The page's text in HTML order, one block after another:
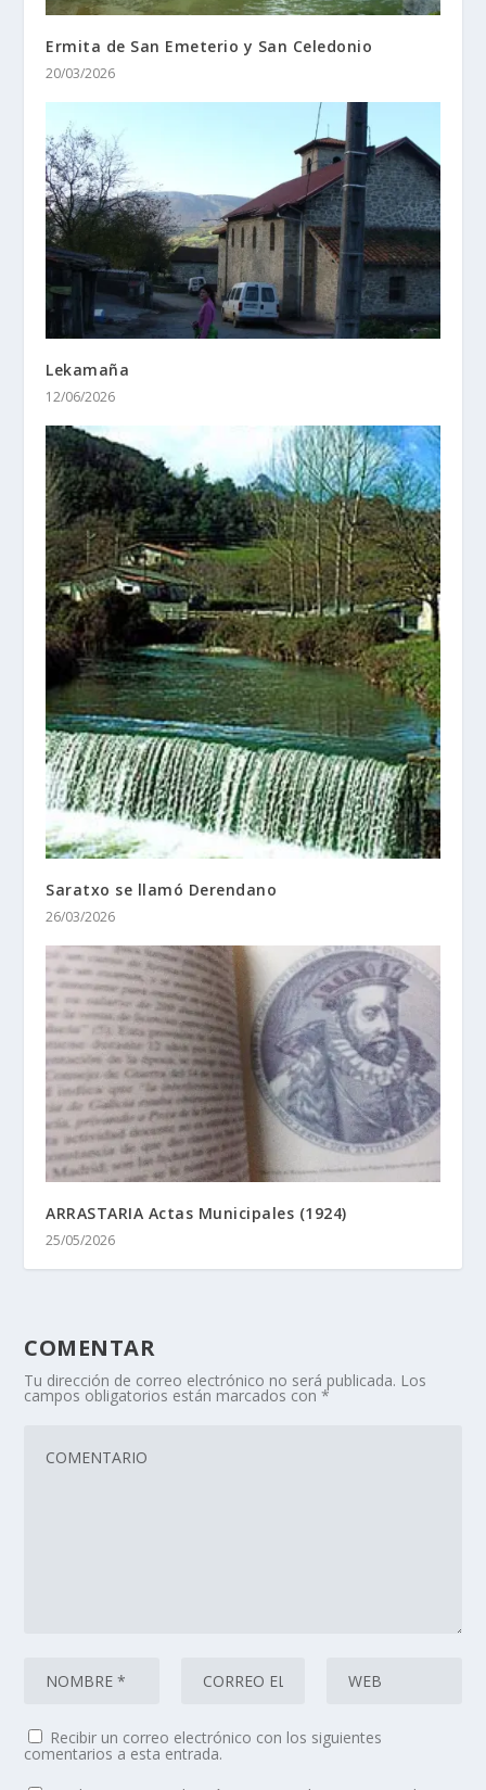
Ermita de San Emeterio y San Celedonio
20/03/2026
Lekamaña
12/06/2026
Saratxo se llamó Derendano
26/03/2026
ARRASTARIA Actas Municipales (1924)
25/05/2026
COMENTAR
Tu dirección de correo electrónico no será publicada. Los
campos obligatorios están marcados con*
Recibir un correo electrónico con los siguientes
comentarios a esta entrada.